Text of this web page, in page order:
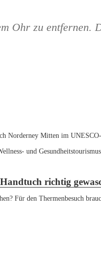
Ohr zu entfernen.
Norderney Mitten im
und
richtig
Für den Thermenbesuch